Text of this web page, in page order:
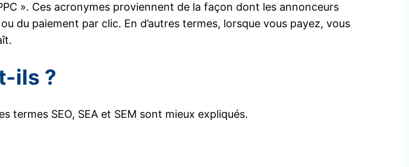
». Ces acronymes proviennent de la façon dont les annonceurs
du paiement par clic. En d’autres termes, lorsque vous payez, vous
ils ?
termes SEO, SEA et SEM sont mieux expliqués.